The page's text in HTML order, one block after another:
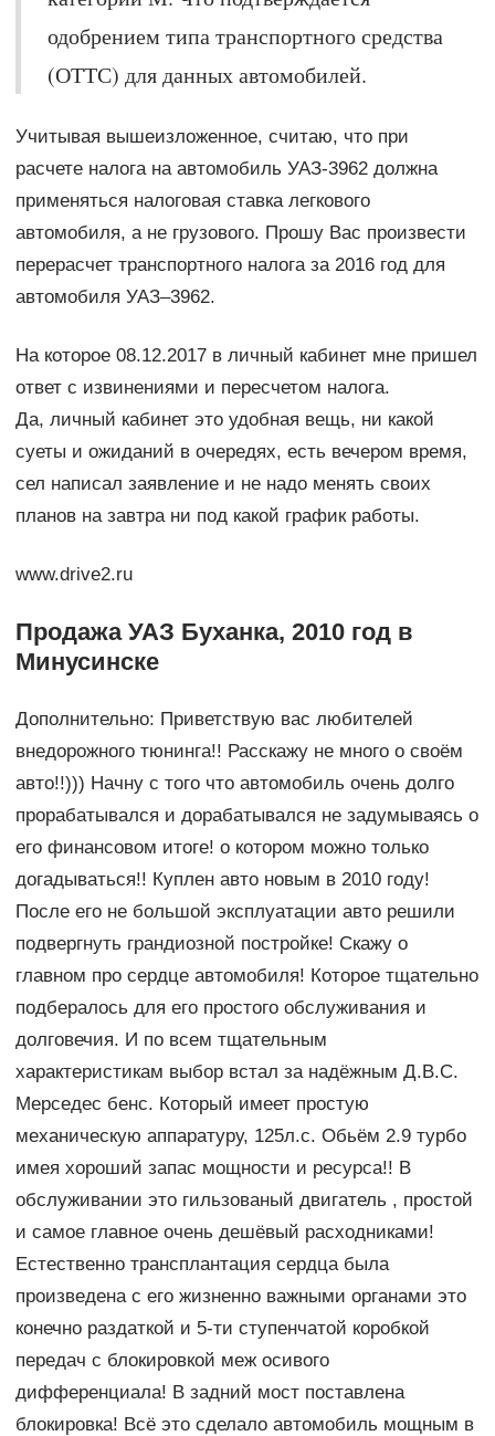
одобрением типа транспортного средства
(ОТТС) для данных автомобилей.
Учитывая вышеизложенное, считаю, что при
расчете налога на автомобиль УАЗ-3962 должна
применяться налоговая ставка легкового
автомобиля, а не грузового. Прошу Вас произвести
перерасчет транспортного налога за 2016 год для
автомобиля УАЗ–3962.
На которое 08.12.2017 в личный кабинет мне пришел
ответ с извинениями и пересчетом налога.
Да, личный кабинет это удобная вещь, ни какой
суеты и ожиданий в очередях, есть вечером время,
сел написал заявление и не надо менять своих
планов на завтра ни под какой график работы.
www.drive2.ru
Продажа УАЗ Буханка, 2010 год в
Минусинске
Дополнительно: Приветствую вас любителей
внедорожного тюнинга!! Расскажу не много о своём
авто!!))) Начну с того что автомобиль очень долго
прорабатывался и дорабатывался не задумываясь о
его финансовом итоге! о котором можно только
догадываться!! Куплен авто новым в 2010 году!
После его не большой эксплуатации авто решили
подвергнуть грандиозной постройке! Скажу о
главном про сердце автомобиля! Которое тщательно
подбералось для его простого обслуживания и
долговечия. И по всем тщательным
характеристикам выбор встал за надёжным Д.В.С.
Мерседес бенс. Который имеет простую
механическую аппаратуру, 125л.с. Обьём 2.9 турбо
имея хороший запас мощности и ресурса!! В
обслуживании это гильзованый двигатель , простой
и самое главное очень дешёвый расходниками!
Естественно трансплантация сердца была
произведена с его жизненно важными органами это
конечно раздаткой и 5-ти ступенчатой коробкой
передач с блокировкой меж осивого
дифференциала! В задний мост поставлена
блокировка! Всё это сделало автомобиль мощным в